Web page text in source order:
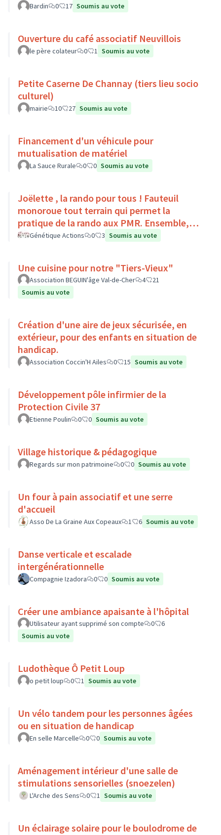
Bardin 0 17 Soumis au vote
Ouverture du café associatif Neuvillois
le père colateur 0 1 Soumis au vote
Petite Caserne De Channay (tiers lieu socio
culturel)
mairie 10 27 Soumis au vote
Financement d'un véhicule pour
mutualisation de matériel
La Sauce Rurale 0 0 Soumis au vote
Joëlette , la rando pour tous ! Fauteuil
monoroue tout terrain qui permet la
pratique de la rando aux PMR. Ensemble,
faisons du sport :)
Génétique Actions 0 3 Soumis au vote
Une cuisine pour notre "Tiers-Vieux"
Association BEGUIN'âge Val-de-Cher 4
21
Soumis au vote
Création d'une aire de jeux sécurisée, en
extérieur, pour des enfants en situation de
handicap.
Association Coccin'H Ailes 0 15 Soumis au vote
Développement pôle infirmier de la
Protection Civile 37
Etienne Poulin 0 0 Soumis au vote
Village historique & pédagogique
Regards sur mon patrimoine 0 0 Soumis au vote
Un four à pain associatif et une serre
d'accueil
Asso De La Graine Aux Copeaux 1 6 Soumis au vote
Danse verticale et escalade
intergénérationnelle
Compagnie Izadora 0 0 Soumis au vote
Créer une ambiance apaisante à l'hôpital
Utilisateur ayant supprimé son compte 0
6
Soumis au vote
Ludothèque Ô Petit Loup
o petit loup 0 1 Soumis au vote
Un vélo tandem pour les personnes âgées
ou en situation de handicap
En selle Marcelle 0 0 Soumis au vote
Aménagement intérieur d'une salle de
stimulations sensorielles (snoezelen)
L'Arche des Sens 0 1 Soumis au vote
Un éclairage solaire pour le boulodrome de